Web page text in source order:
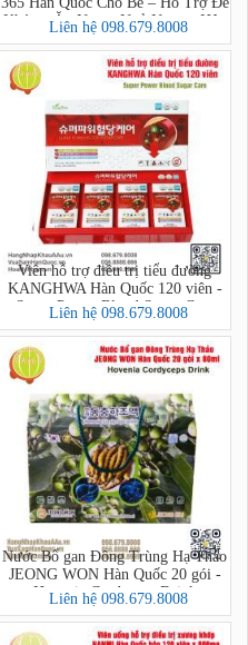
Kháng, Ăn Ngon, Ngủ Ngon - Hộp
10 Gói
Liên hệ 098.679.8008
Viên hỗ trợ điều trị tiểu đường
KANGHWA Hàn Quốc 120 viên -
Super Power Blood Sugar Care
Liên hệ 098.679.8008
Nước Bổ gan Đông Trùng Hạ Thảo
JEONG WON Hàn Quốc 20 gói -
Hovenia Cordyceps Drink
Liên hệ 098.679.8008